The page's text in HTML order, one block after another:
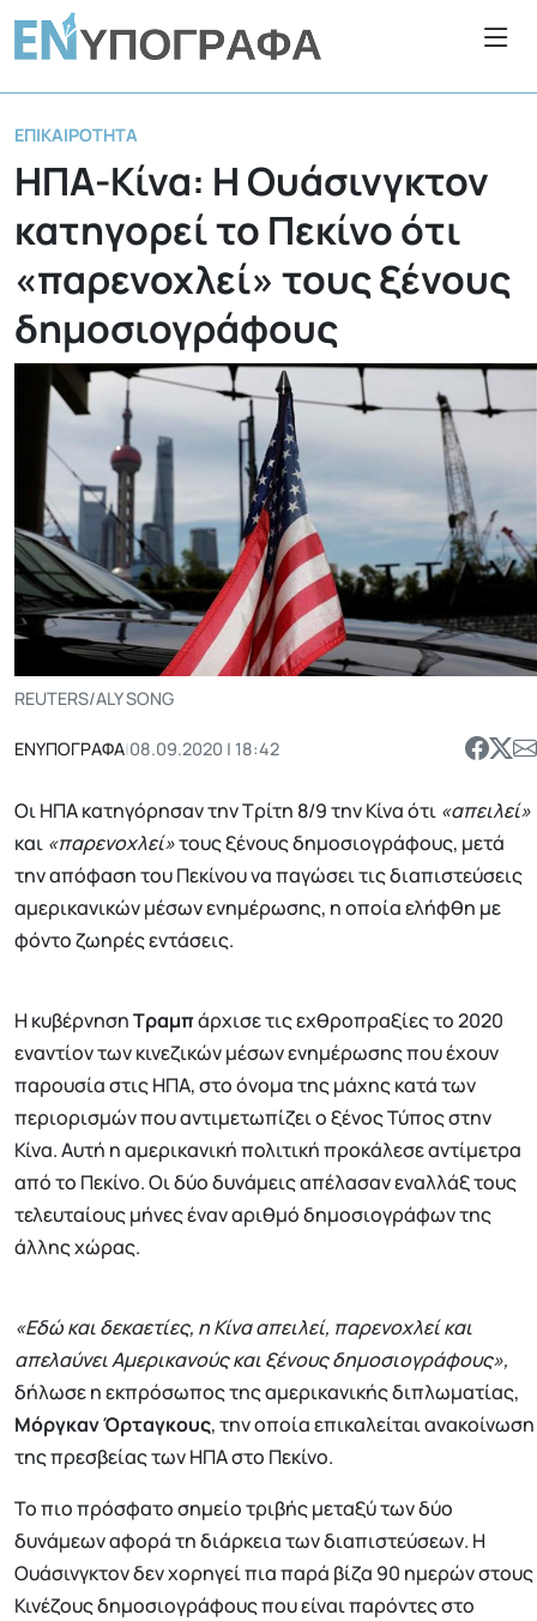
ΕΠΙΚΑΙΡΌΤΗΤΑ
ΗΠΑ-Κίνα: Η Ουάσινγκτον
κατηγορεί το Πεκίνο ότι
«παρενοχλεί» τους ξένους
δημοσιογράφους
REUTERS/ALY SONG
ΕΝΥΠΟΓΡΑΦΑ|08.09.2020 | 18:42
Οι ΗΠΑ κατηγόρησαν την Τρίτη 8/9 την Κίνα ότι «απειλεί»
και «παρενοχλεί»τους ξένους δημοσιογράφους, μετά
την απόφαση του Πεκίνου να παγώσει τις διαπιστεύσεις
αμερικανικών μέσων ενημέρωσης, η οποία ελήφθη με
φόντο ζωηρές εντάσεις.
Η κυβέρνησηΤραμπάρχισε τις εχθροπραξίες το 2020
εναντίον των κινεζικών μέσων ενημέρωσης που έχουν
παρουσία στις ΗΠΑ, στο όνομα της μάχης κατά των
περιορισμών που αντιμετωπίζει ο ξένος Τύπος στην
Κίνα. Αυτή η αμερικανική πολιτική προκάλεσε αντίμετρα
από το Πεκίνο. Οι δύο δυνάμεις απέλασαν εναλλάξ τους
τελευταίους μήνες έναν αριθμό δημοσιογράφων της
άλλης χώρας.
«Εδώ και δεκαετίες, η Κίνα απειλεί, παρενοχλεί και
απελαύνει Αμερικανούς και ξένους δημοσιογράφους»,
δήλωσε η εκπρόσωπος της αμερικανικής διπλωματίας,
Μόργκαν Όρταγκους, την οποία επικαλείται ανακοίνωση
της πρεσβείας των ΗΠΑ στο Πεκίνο.
Το πιο πρόσφατο σημείο τριβής μεταξύ των δύο
δυνάμεων αφορά τη διάρκεια των διαπιστεύσεων. Η
Ουάσινγκτον δεν χορηγεί πια παρά βίζα 90 ημερών στους
Κινέζους δημοσιογράφους που είναι παρόντες στο